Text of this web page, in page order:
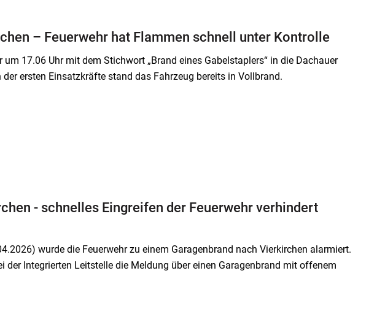
– Feuerwehr hat Flammen schnell unter Kontrolle
17.06 Uhr mit dem Stichwort „Brand eines Gabelstaplers“ in die Dachauer
ersten Einsatzkräfte stand das Fahrzeug bereits in Vollbrand.
- schnelles Eingreifen der Feuerwehr verhindert
wurde die Feuerwehr zu einem Garagenbrand nach Vierkirchen alarmiert.
der Integrierten Leitstelle die Meldung über einen Garagenbrand mit offenem